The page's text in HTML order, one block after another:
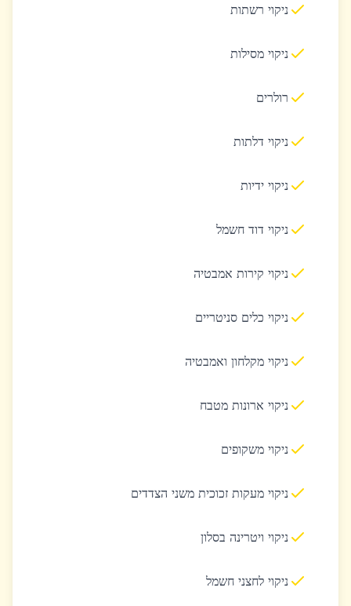
ניקוי רשתות
ניקוי מסילות
רולרים
ניקוי דלתות
ניקוי ידיות
ניקוי דוד חשמל
ניקוי קירות אמבטיה
ניקוי כלים סניטריים
ניקוי מקלחון ואמבטיה
ניקוי ארונות מטבח
ניקוי משקופים
ניקוי מעקות זכוכית משני הצדדים
ניקוי ויטרינה בסלון
ניקוי לחצני חשמל